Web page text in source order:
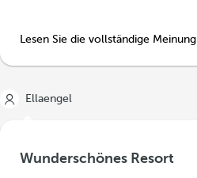
Lesen Sie die vollständige Meinung
Ellaengel
Wunderschönes Resort